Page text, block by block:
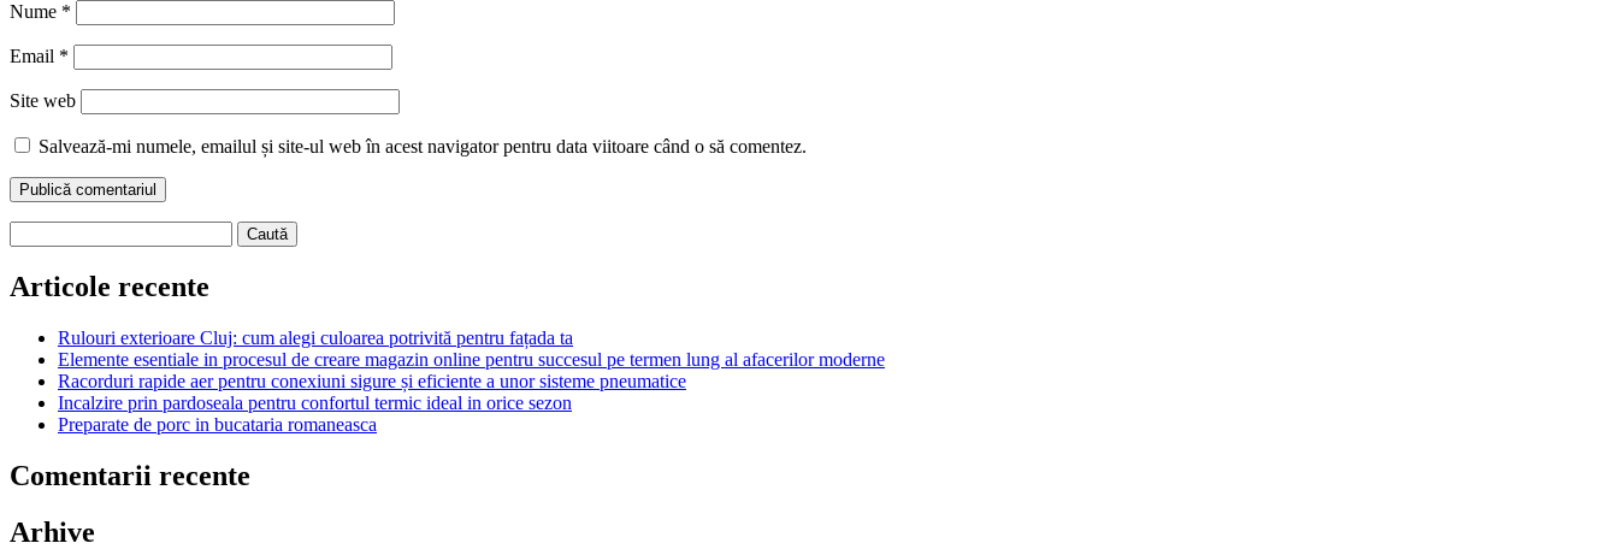
Nume *
Email *
Site web
Salvează-mi numele, emailul și site-ul web în acest navigator pentru data viitoare când o să comentez.
după:
Articole recente
Rulouri exterioare Cluj: cum alegi culoarea potrivită pentru fațada ta
Elemente esentiale in procesul de creare magazin online pentru succesul pe termen lung al afacerilor moderne
Racorduri rapide aer pentru conexiuni sigure și eficiente a unor sisteme pneumatice
Incalzire prin pardoseala pentru confortul termic ideal in orice sezon
Preparate de porc in bucataria romaneasca
Comentarii recente
Arhive